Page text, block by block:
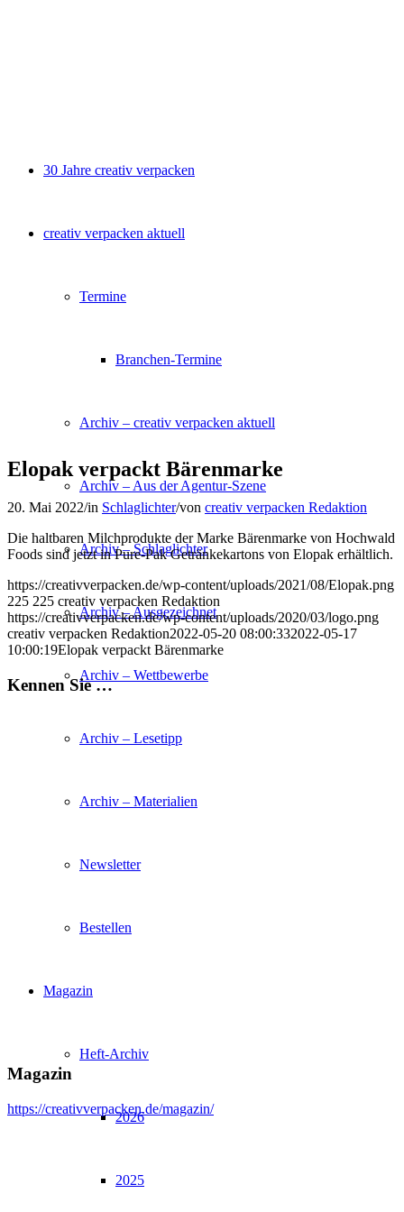
30 Jahre creativ verpacken
creativ verpacken aktuell
Termine
Branchen-Termine
Archiv – creativ verpacken aktuell
Archiv – Aus der Agentur-Szene
Archiv – Schlaglichter
Archiv – Ausgezeichnet
Archiv – Wettbewerbe
Archiv – Lesetipp
Archiv – Materialien
Newsletter
Bestellen
Magazin
Heft-Archiv
2026
2025
Elopak verpackt Bärenmarke
20. Mai 2022/in Schlaglichter/von creativ verpacken Redaktion
Die haltbaren Milchprodukte der Marke Bärenmarke von Hochwald
Foods sind jetzt in Pure-Pak Getränkekartons von Elopak erhältlich.
https://creativverpacken.de/wp-content/uploads/2021/08/Elopak.png
225 225 creativ verpacken Redaktion
https://creativverpacken.de/wp-content/uploads/2020/03/logo.png
creativ verpacken Redaktion2022-05-20 08:00:332022-05-17
10:00:19Elopak verpackt Bärenmarke
Kennen Sie …
Magazin
https://creativverpacken.de/magazin/